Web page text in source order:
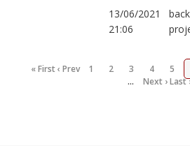
13/06/2021
21:06
« First ‹ Prev 1 2 3 4 5
…
Next › Last